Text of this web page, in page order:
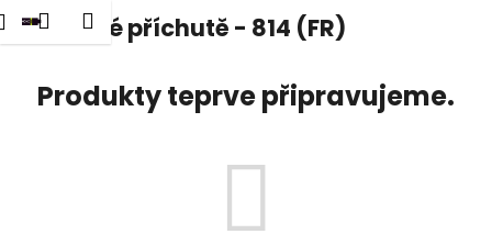
Přejít
na
Přihlášení
Nákupní
Menu
Klasické příchutě - 814 (FR)
Produkty teprve připravujeme.
K
o